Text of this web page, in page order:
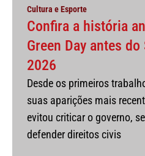
Cultura e Esporte
Confira a história
Green Day antes
2026
Desde os primeiros
suas aparições mais
evitou criticar o governo,
defender direitos civis